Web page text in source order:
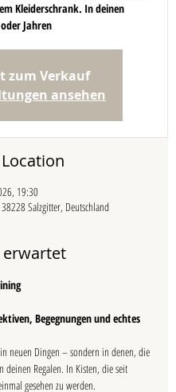
Kleiderschrank. In deinen
Jahren
zum Verkauf
ansehen
19:30
Salzgitter, Deutschland
erwartet
Begegnungen und echtes
neuen Dingen – sondern in denen, die
Regalen. In Kisten, die seit
gesehen zu werden.